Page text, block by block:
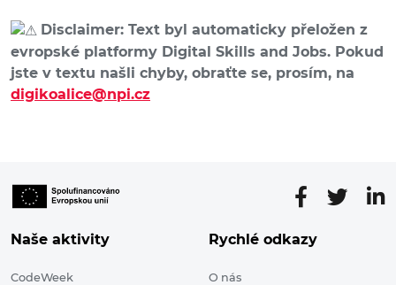
Disclaimer: Text byl automaticky přeložen z
evropské platformy Digital Skills and Jobs. Pokud
jste v textu našli chyby, obraťte se, prosím, na
digikoalice@npi.cz
Naše aktivity
CodeWeek
Rychlé odkazy
O nás